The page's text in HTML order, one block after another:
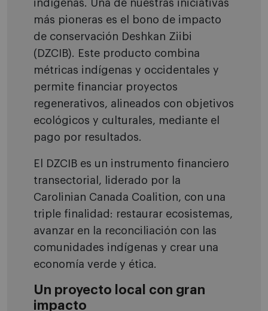
indígenas. Una de nuestras iniciativas
más pioneras es el bono de impacto
de conservación Deshkan Ziibi
(DZCIB). Este producto combina
métricas indígenas y occidentales y
permite financiar proyectos
regenerativos, alineados con objetivos
ecológicos y culturales, mediante el
pago por resultados.
El DZCIB es un instrumento financiero
transectorial, liderado por la
Carolinian Canada Coalition, con una
triple finalidad: restaurar ecosistemas,
avanzar en la reconciliación con las
comunidades indígenas y crear una
economía verde y ética.
Un proyecto local con gran
impacto